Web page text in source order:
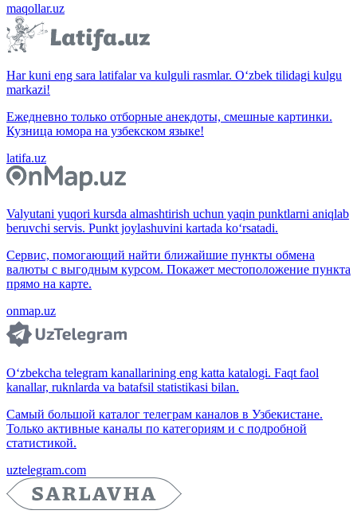
maqollar.uz
Har kuni eng sara latifalar va kulguli rasmlar. O‘zbek tilidagi kulgu
markazi!
Ежедневно только отборные анекдоты, смешные картинки.
Кузница юмора на узбекском языке!
latifa.uz
Valyutani yuqori kursda almashtirish uchun yaqin punktlarni aniqlab
beruvchi servis. Punkt joylashuvini kartada ko‘rsatadi.
Сервис, помогающий найти ближайшие пункты обмена
валюты с выгодным курсом. Покажет местоположение пункта
прямо на карте.
onmap.uz
O‘zbekcha telegram kanallarining eng katta katalogi. Faqt faol
kanallar, ruknlarda va batafsil statistikasi bilan.
Самый большой каталог телеграм каналов в Узбекистане.
Только активные каналы по категориям и с подробной
статистикой.
uztelegram.com